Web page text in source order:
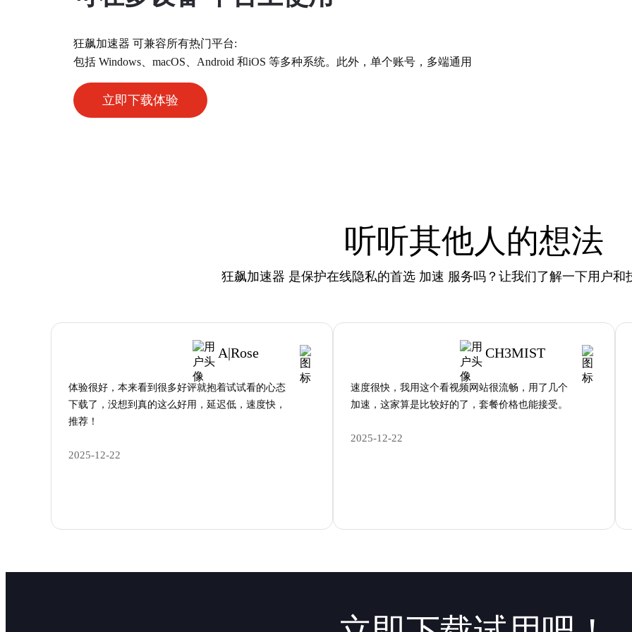
狂飙加速器 可兼容所有热门平台:
包括 Windows、macOS、Android 和iOS 等多种系统。此外，单个账号，多端通用
立即下载体验
听听其他人的想法
狂飙加速器 是保护在线隐私的首选 加速 服务吗？让我们了解一下用户和
A|Rose
体验很好，本来看到很多好评就抱着试试看的心态
下载了，没想到真的这么好用，延迟低，速度快，
推荐！
2025-12-22
CH3MIST
速度很快，我用这个看视频网站很流畅，用了几个
加速，这家算是比较好的了，套餐价格也能接受。
2025-12-22